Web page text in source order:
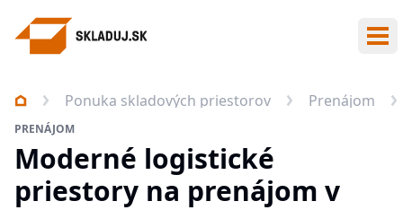
Ponuka skladových priestorov Prenájom
PRENÁJOM
Moderné logistické
priestory na prenájom v